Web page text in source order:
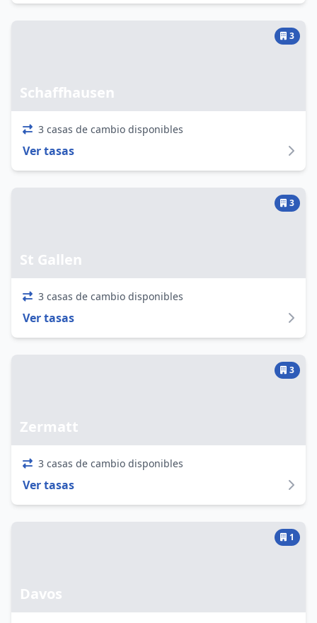
Schaffhausen
3
3 casas de cambio disponibles
Ver tasas
St Gallen
3
3 casas de cambio disponibles
Ver tasas
Zermatt
3
3 casas de cambio disponibles
Ver tasas
Davos
1